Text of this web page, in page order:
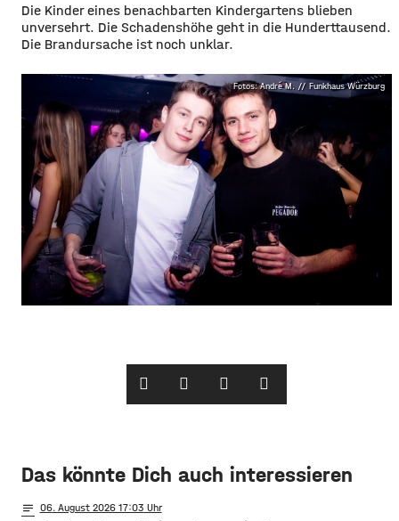
Die Kinder eines benachbarten Kindergartens blieben
unversehrt. Die Schadenshöhe geht in die Hunderttausend.
Die Brandursache ist noch unklar.
Fotos: André M. // Funkhaus Würzburg
Das könnte Dich auch interessieren
notes 06. August 2026 17:03